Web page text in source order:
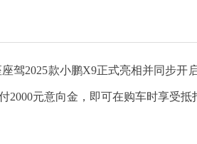
驾2025款小鹏X9正式亮相并同步开
元意向金，即可在购车时享受抵